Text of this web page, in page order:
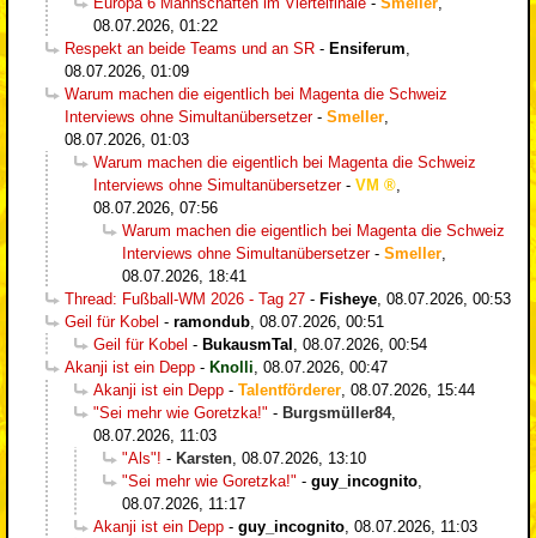
08.07.2026, 01:22
Respekt an beide Teams und an SR - Ensiferum
08.07.2026, 01:09
Warum machen die eigentlich bei Magenta die Schweiz
Interviews ohne Simultanübersetzer- Smeller
08.07.2026, 01:03
Warum machen die eigentlich bei Magenta die Schweiz
Interviews ohne Simultanübersetzer- VM
08.07.2026, 07:56
Warum machen die eigentlich bei Magenta die Schweiz
Interviews ohne Simultanübersetzer- Smeller
08.07.2026, 18:41
Thread: Fußball-WM 2026 - Tag 27 - Fisheye 08.07.2026, 00:53
Geil für Kobel - ramondub 08.07.2026, 00:51
Geil für Kobel - BukausmTal
08.07.2026, 00:54
Akanji ist ein Depp - Knolli 08.07.2026, 00:47
Akanji ist ein Depp - Talentförderer 08.07.2026, 15:44
"Sei mehr wie Goretzka!" - Burgsmüller84,
08.07.2026, 11:03
"Als"! - Karsten 08.07.2026, 13:10
"Sei mehr wie Goretzka!" - guy_incognito
08.07.2026, 11:17
Akanji ist ein Depp - guy_incognito 08.07.2026, 11:03